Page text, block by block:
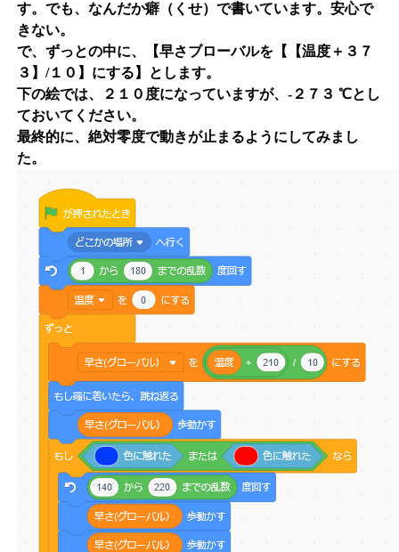
す。でも、なんだか癖（くせ）で書いています。安心で
きない。
で、ずっとの中に、【早さブローバルを【【温度＋３７
３】/１０】にする】とします。
下の絵では、２１０度になっていますが、-２７３ ℃とし
ておいてください。
最終的に、絶対零度で動きが止まるようにしてみまし
た。